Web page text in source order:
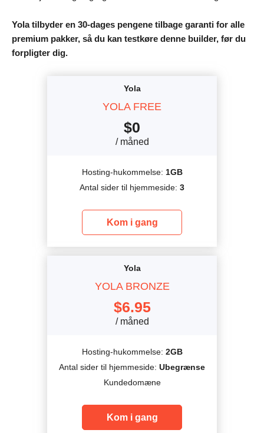
Yola tilbyder en 30-dages pengene tilbage garanti for alle
premium pakker, så du kan testkøre denne builder, før du
forpligter dig.
Yola
YOLA FREE
$0
/ måned
Hosting-hukommelse: 1GB
Antal sider til hjemmeside: 3
Kom i gang
Yola
YOLA BRONZE
$6.95
/ måned
Hosting-hukommelse: 2GB
Antal sider til hjemmeside: Ubegrænse
Kundedomæne
Kom i gang